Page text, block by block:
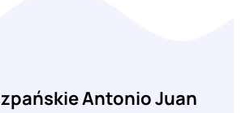
Antonio Juan